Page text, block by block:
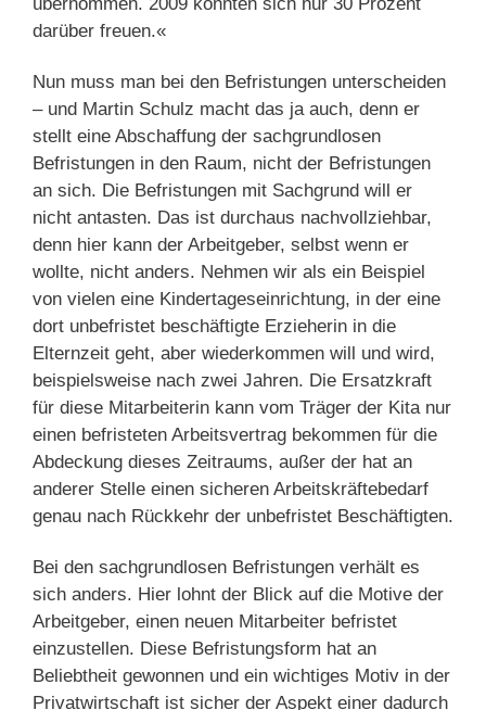
darüber freuen.«
Nun muss man bei den Befristungen unterscheiden
– und Martin Schulz macht das ja auch, denn er
stellt eine Abschaffung der sachgrundlosen
Befristungen in den Raum, nicht der Befristungen
an sich. Die Befristungen mit Sachgrund will er
nicht antasten. Das ist durchaus nachvollziehbar,
denn hier kann der Arbeitgeber, selbst wenn er
wollte, nicht anders. Nehmen wir als ein Beispiel
von vielen eine Kindertageseinrichtung, in der eine
dort unbefristet beschäftigte Erzieherin in die
Elternzeit geht, aber wiederkommen will und wird,
beispielsweise nach zwei Jahren. Die Ersatzkraft
für diese Mitarbeiterin kann vom Träger der Kita nur
einen befristeten Arbeitsvertrag bekommen für die
Abdeckung dieses Zeitraums, außer der hat an
anderer Stelle einen sicheren Arbeitskräftebedarf
genau nach Rückkehr der unbefristet Beschäftigten.
Bei den sachgrundlosen Befristungen verhält es
sich anders. Hier lohnt der Blick auf die Motive der
Arbeitgeber, einen neuen Mitarbeiter befristet
einzustellen. Diese Befristungsform hat an
Beliebtheit gewonnen und ein wichtiges Motiv in der
Privatwirtschaft ist sicher der Aspekt einer dadurch